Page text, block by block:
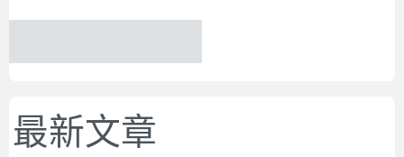
最新文章